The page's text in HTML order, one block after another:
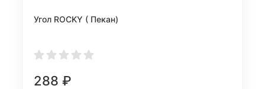
Угол ROCKY ( Пекан)
288₽